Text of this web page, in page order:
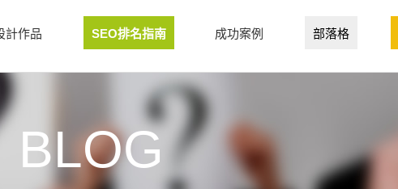
計作品 SEO排名指南 成功案例 部落格
BLOG